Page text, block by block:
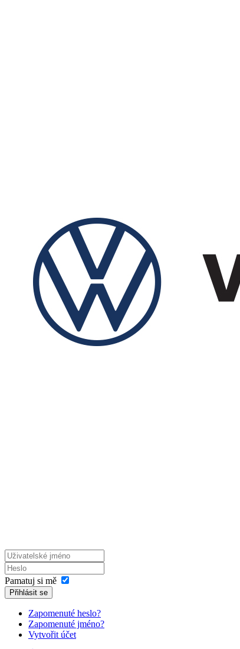
Pamatuj si mě
Přihlásit se
Zapomenuté heslo?
Zapomenuté jméno?
Vytvořit účet